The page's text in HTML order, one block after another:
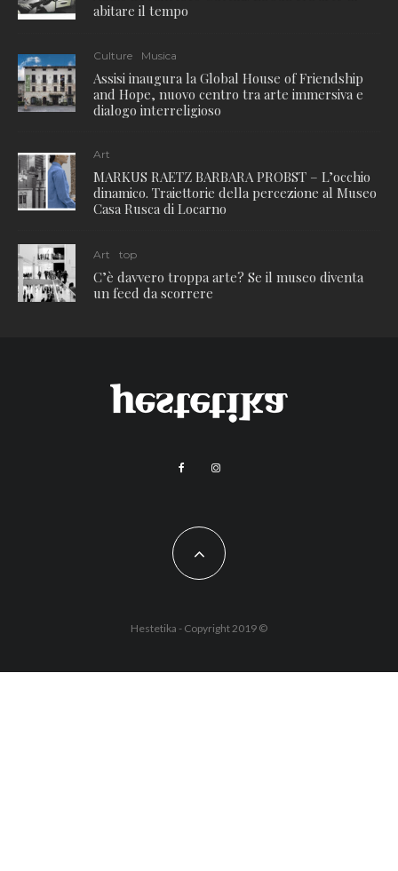
abitare il tempo
Culture Musica
Assisi inaugura la Global House of Friendship
and Hope, nuovo centro tra arte immersiva e
dialogo interreligioso
Art
MARKUS RAETZ BARBARA PROBST – L’occhio
dinamico. Traiettorie della percezione al Museo
Casa Rusca di Locarno
Art top
C’è davvero troppa arte? Se il museo diventa
un feed da scorrere
Hestetika - Copyright 2019 ©